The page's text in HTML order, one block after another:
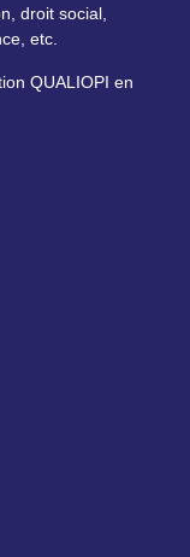
droit social,
etc.
QUALIOPI en